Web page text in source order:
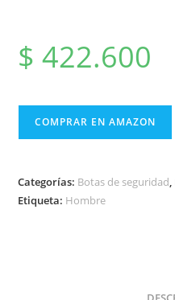
$ 422.600
COMPRAR EN AMAZON
Categorías: Botas de seguridad,
Etiqueta: Hombre